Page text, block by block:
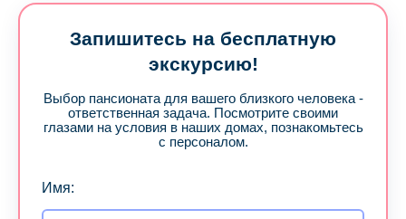
Запишитесь на бесплатную
экскурсию!
Выбор пансионата для вашего близкого человека -
ответственная задача. Посмотрите своими
глазами на условия в наших домах, познакомьтесь
с персоналом.
Имя: